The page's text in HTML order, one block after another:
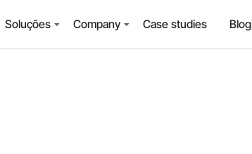
Soluções Company Case studies Blog